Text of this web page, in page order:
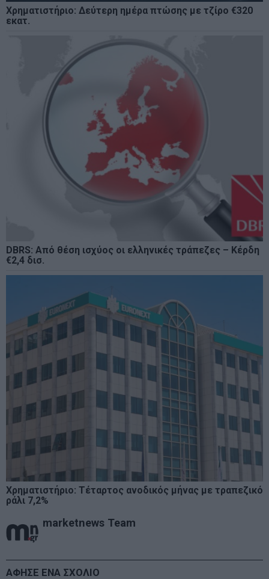
Χρηματιστήριο: Δεύτερη ημέρα πτώσης με τζίρο €320
εκατ.
DBRS: Από θέση ισχύος οι ελληνικές τράπεζες – Κέρδη
€2,4 δισ.
Χρηματιστήριο: Τέταρτος ανοδικός μήνας με τραπεζικό
ράλι 7,2%
marketnews Team
ΑΦΗΣΕ ΕΝΑ ΣΧΟΛΙΟ